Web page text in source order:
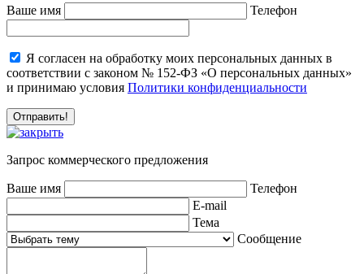
Ваше имя Телефон
Я согласен на обработку моих персональных данных в
соответствии с законом № 152-ФЗ «О персональных данных»
и принимаю условия Политики конфиденциальности
Запрос коммерческого предложения
Ваше имя
Телефон
E-mail
Тема
Сообщение